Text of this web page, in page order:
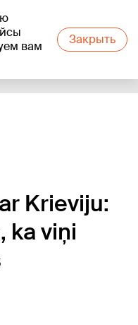
вам
Закрыть
Krieviju:
ka viņi